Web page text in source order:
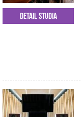
Detail studia